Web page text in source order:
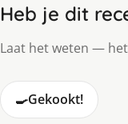
Heb je dit
Laat het weten —
🍳Gekookt!